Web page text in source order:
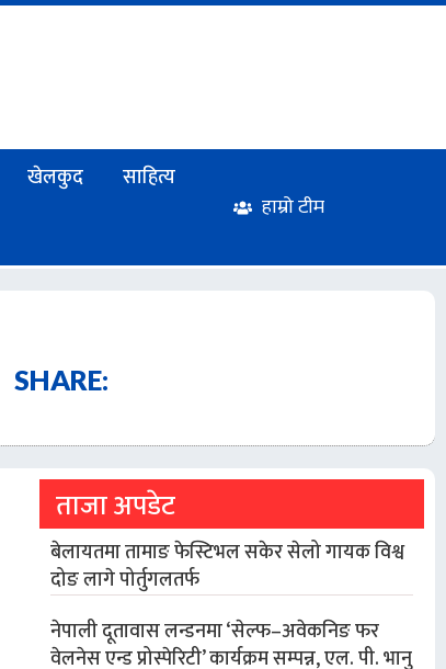
खेलकुद
साहित्य
हाम्रो टीम
SHARE:
ताजा अपडेट
बेलायतमा तामाङ फेस्टिभल सकेर सेलो गायक विश्व
दोङ लागे पोर्तुगलतर्फ
नेपाली दूतावास लन्डनमा ‘सेल्फ–अवेकनिङ फर
वेलनेस एन्ड प्रोस्पेरिटी’ कार्यक्रम सम्पन्न, एल. पी. भानु